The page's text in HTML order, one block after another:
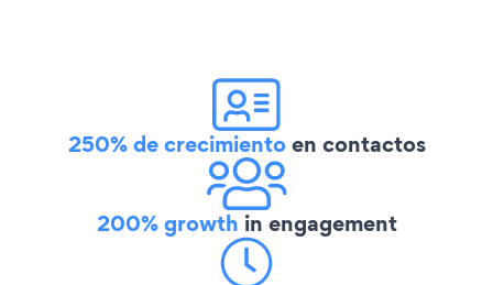
250% de crecimientoen contactos
200% growth in engagement